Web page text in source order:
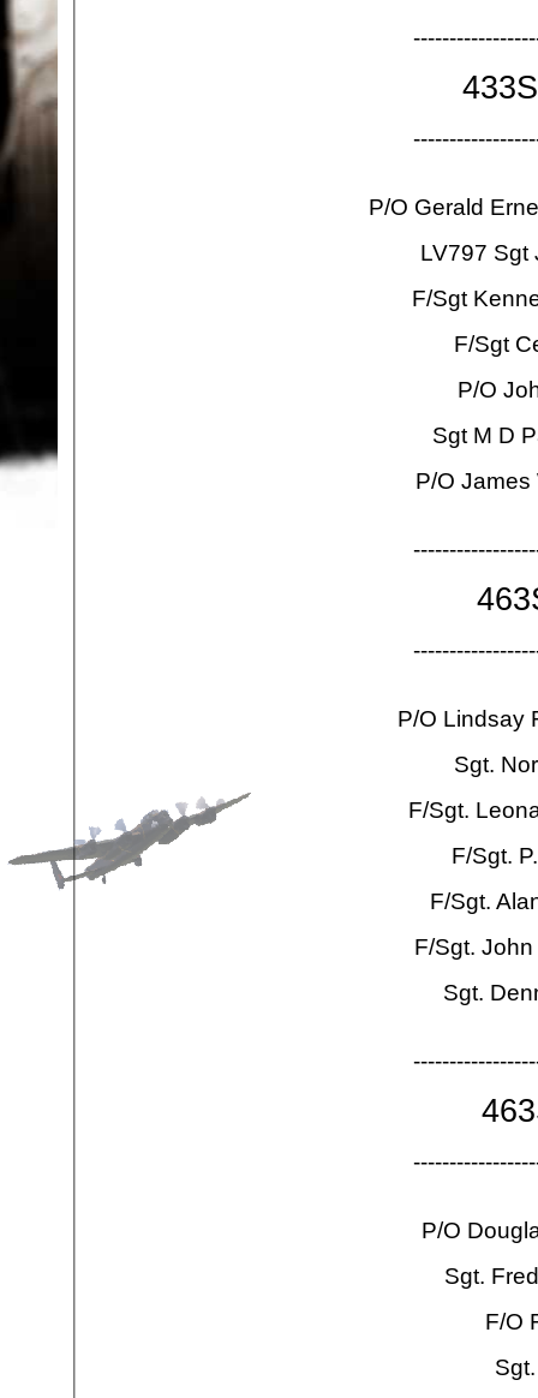
-----------------
-----------------
P/O Gerald
LV797
F/Sgt
F/Sgt
P/O
Sgt M D
P/O
-----------------
-----------------
P/O Lindsay
Sgt.
F/Sgt.
F/Sgt.
F/Sgt.
F/Sgt.
Sgt.
-----------------
-----------------
P/O
Sgt.
F/O